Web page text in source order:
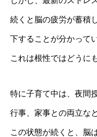
続くと脳の疲労が蓄積
下することが分かって
これは根性ではどうに
特に子育て中は、夜間
行事、家事との両立な
この状態が続くと、脳